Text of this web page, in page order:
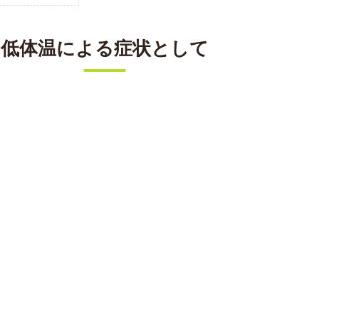
低体温による症状として